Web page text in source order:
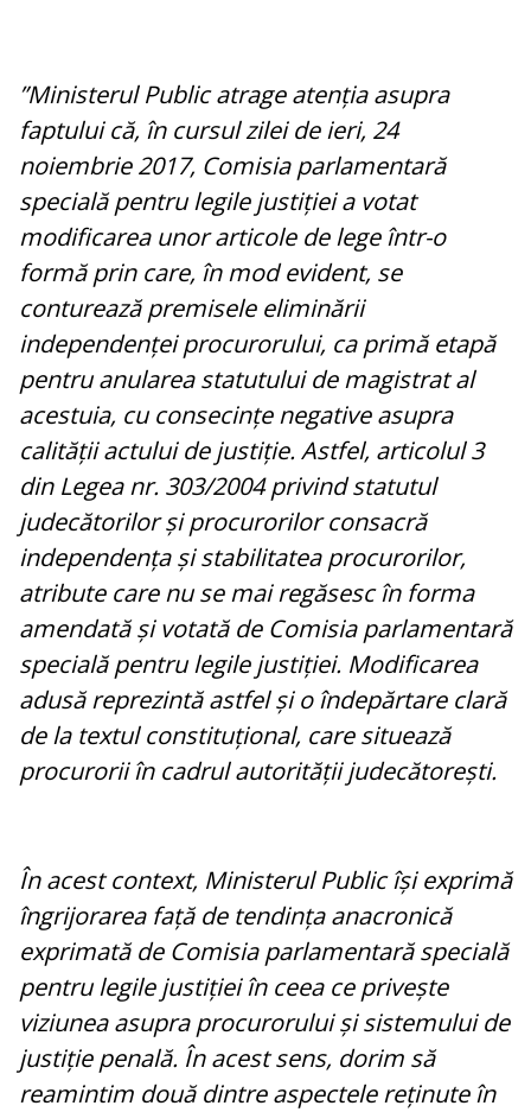
”Ministerul Public atrage atenția asupra
faptului că, în cursul zilei de ieri, 24
noiembrie 2017, Comisia parlamentară
specială pentru legile justiției a votat
modificarea unor articole de lege într-o
formă prin care, în mod evident, se
conturează premisele eliminării
independenței procurorului, ca primă etapă
pentru anularea statutului de magistrat al
acestuia, cu consecințe negative asupra
calității actului de justiție. Astfel, articolul 3
din Legea nr. 303/2004 privind statutul
judecătorilor și procurorilor consacră
independența și stabilitatea procurorilor,
atribute care nu se mai regăsesc în forma
amendată și votată de Comisia parlamentară
specială pentru legile justiției. Modificarea
adusă reprezintă astfel și o îndepărtare clară
de la textul constituțional, care situează
procurorii în cadrul autorității judecătorești.
În acest context, Ministerul Public își exprimă
îngrijorarea față de tendința anacronică
exprimată de Comisia parlamentară specială
pentru legile justiției în ceea ce privește
viziunea asupra procurorului și sistemului de
justiție penală. În acest sens, dorim să
reamintim două dintre aspectele reținute în